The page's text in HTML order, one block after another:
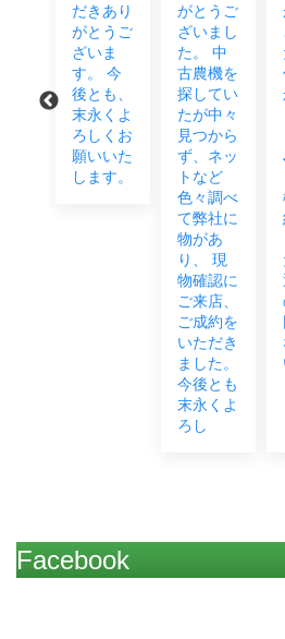
だきあり
がとうご
ざいま
す。 今
後とも、
末永くよ
ろしくお
願いいた
します。
がとうご
ざいまし
た。 中
古農機を
探してい
たが中々
見つから
ず、ネッ
トなど
色々調べ
て弊社に
物があ
り、 現
物確認に
ご来店、
ご成約を
いただき
ました。
今後とも
末永くよ
ろし
Facebook